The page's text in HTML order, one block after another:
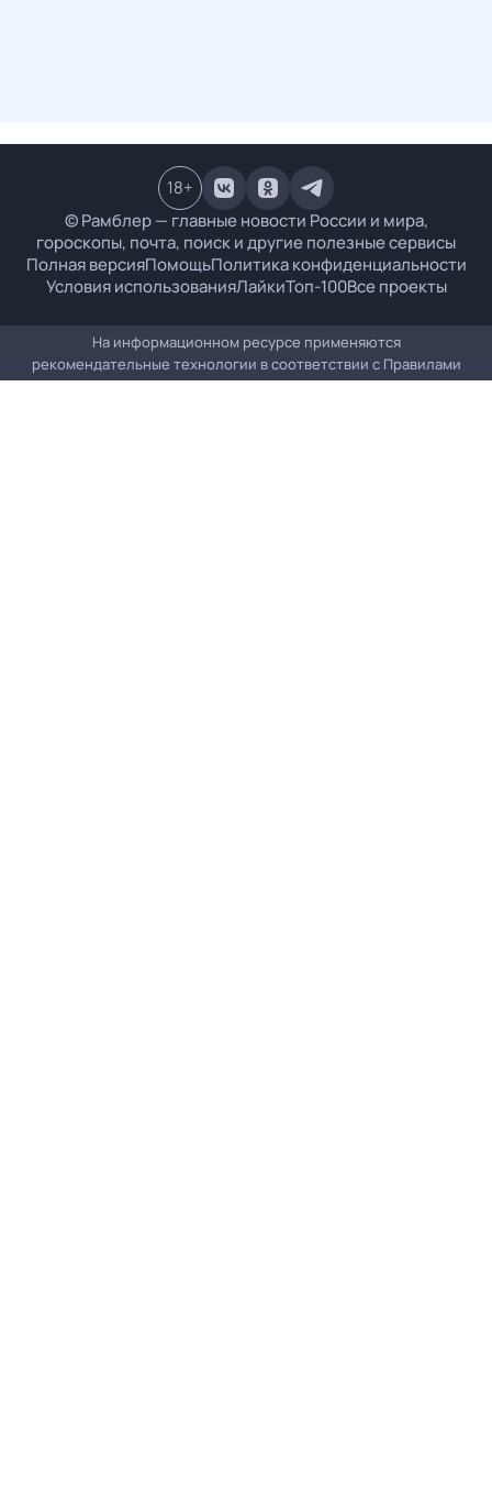
© Рамблер — главные новости России и мира,
гороскопы, почта, поиск и другие полезные сервисы
Полная версияПомощьПолитика конфиденциальности
Условия использованияЛайкиТоп-100Все проекты
18+
На информационном ресурсе применяются
рекомендательные технологии в соответствии с Правилами